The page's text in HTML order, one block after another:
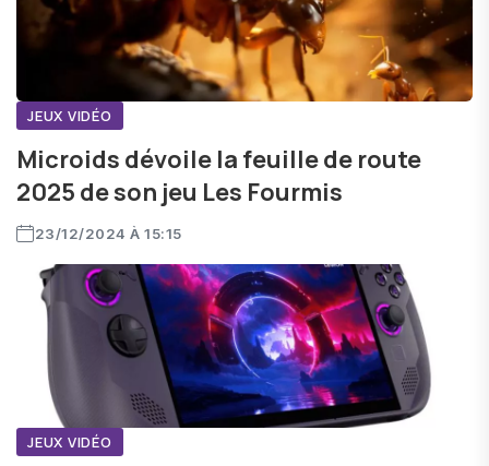
JEUX VIDÉO
Microids dévoile la feuille de route
2025 de son jeu Les Fourmis
23/12/2024 À 15:15
JEUX VIDÉO